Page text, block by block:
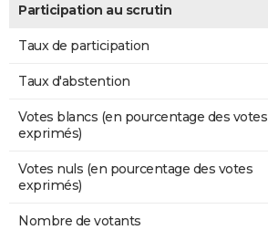
Participation au scrutin
Taux de participation
Taux d'abstention
Votes blancs (en pourcentage des votes
exprimés)
Votes nuls (en pourcentage des votes
exprimés)
Nombre de votants